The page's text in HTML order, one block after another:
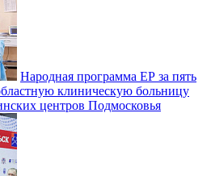
Народная программа ЕР за пять
клиническую больницу
центров Подмосковья